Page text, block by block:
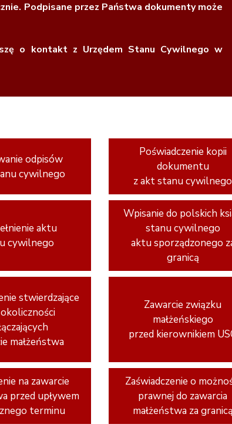
Podpisane przez Państwa dokumenty może
o kontakt z Urzędem Stanu Cywilnego w
odpisów
cywilnego
Poświadczenie kopii
dokumentu
z akt stanu cywilnego
aktu
cywilnego
Wpisanie do polskich
stanu cywilnego
aktu sporządzonego
granicą
stwierdzające
małżeństwa
Zawarcie związku
małżeńskiego
przed kierownikiem
na zawarcie
przed upływem
terminu
Zaświadczenie o
prawnej do zawarcia
małżeństwa za granicą